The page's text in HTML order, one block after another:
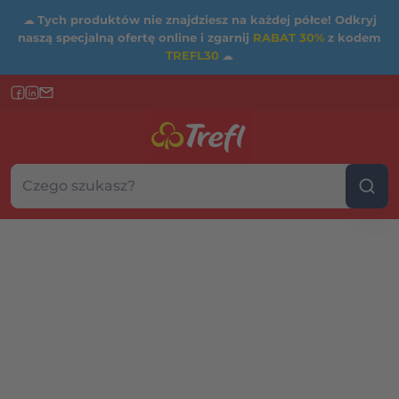
☁ Tych produktów nie znajdziesz na każdej półce! Odkryj
naszą specjalną ofertę online i zgarnij RABAT 30% z kodem
TREFL30 ☁
Szukaj w sklepie...
Wybierz kategorię